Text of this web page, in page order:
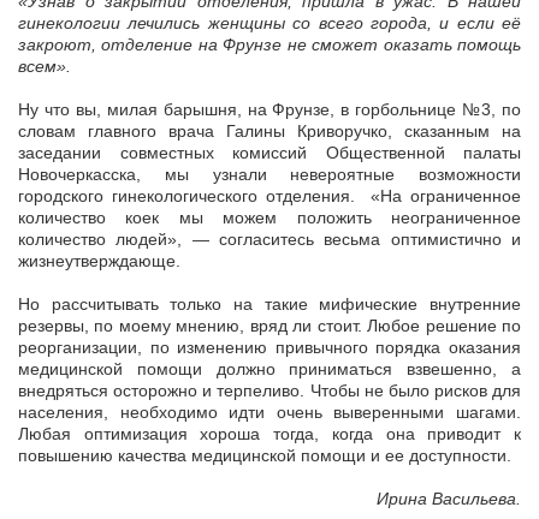
гинекологии лечились женщины со всего города, и если её
закроют, отделение на Фрунзе не сможет оказать помощь
всем».
Ну что вы, милая барышня, на Фрунзе, в горбольнице №3, по
словам главного врача Галины Криворучко, сказанным на
заседании совместных комиссий Общественной палаты
Новочеркасска, мы узнали невероятные возможности
городского гинекологического отделения. «На ограниченное
количество коек мы можем положить неограниченное
количество людей», — согласитесь весьма оптимистично и
жизнеутверждающе.
Но рассчитывать только на такие мифические внутренние
резервы, по моему мнению, вряд ли стоит. Любое решение по
реорганизации, по изменению привычного порядка оказания
медицинской помощи должно приниматься взвешенно, а
внедряться осторожно и терпеливо. Чтобы не было рисков для
населения, необходимо идти очень выверенными шагами.
Любая оптимизация хороша тогда, когда она приводит к
повышению качества медицинской помощи и ее доступности.
Ирина Васильева.